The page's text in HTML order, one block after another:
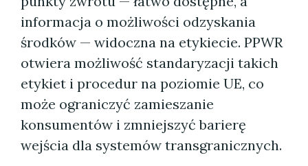
informacja o możliwości odzyskania
środków — widoczna na etykiecie. PPWR
otwiera możliwość standaryzacji takich
etykiet i procedur na poziomie UE, co
może ograniczyć zamieszanie
konsumentów i zmniejszyć barierę
wejścia dla systemów transgranicznych.